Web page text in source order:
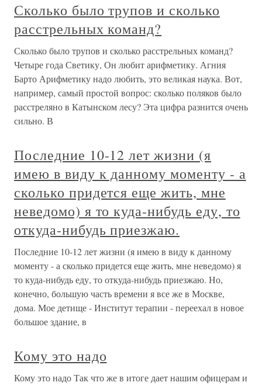
Сколько было трупов и сколько
расстрельных команд?
Сколько было трупов и сколько расстрельных команд?
Четыре года Светику, Он любит арифметику. Агния
Барто Арифметику надо любить, это великая наука. Вот,
например, самый простой вопрос: сколько поляков было
расстреляно в Катынском лесу? Эта цифра разнится очень
сильно. В
Последние 10-12 лет жизни (я
имею в виду к данному моменту - а
сколько придется еще жить, мне
неведомо) я то куда-нибудь еду, то
откуда-нибудь приезжаю.
Последние 10-12 лет жизни (я имею в виду к данному
моменту - а сколько придется еще жить, мне неведомо) я
то куда-нибудь еду, то откуда-нибудь приезжаю. Но,
конечно, большую часть времени я все же в Москве,
дома. Мое детище - Институт терапии - переехал в новое
большое здание, в
Кому это надо
Кому это надо Так что же в итоге дает нашим офицерам и